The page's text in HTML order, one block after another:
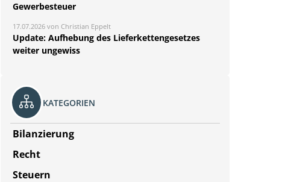
Gewerbesteuer
17.07.2026 von Christian Eppelt
Update: Aufhebung des Lieferkettengesetzes
weiter ungewiss
KATEGORIEN
Bilanzierung
Recht
Steuern